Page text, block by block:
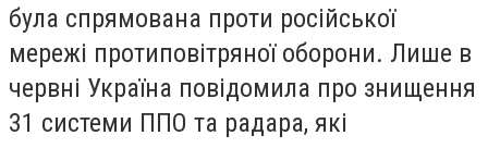
була спрямована проти російської
мережі протиповітряної оборони. Лише в
червні Україна повідомила про знищення
31 системи ППО та радара, які